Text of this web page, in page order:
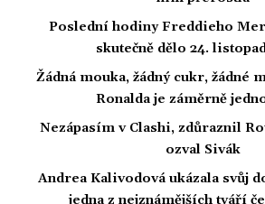
Poslední hodiny Freddieho
skutečně dělo 24.
Žádná mouka, žádný cukr, žádné
Ronalda je záměrně
Nezápasím v Clashi, zdůraznil
ozval Sivák
Andrea Kalivodová ukázala svůj